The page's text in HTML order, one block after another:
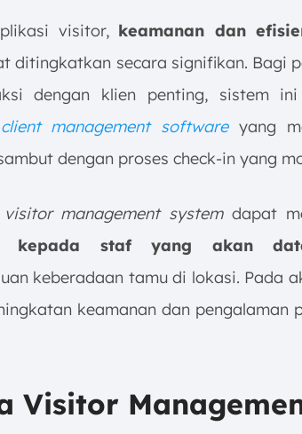
visitor, keamanan dan
ditingkatkan secara signifikan. Bagi
dengan klien penting, sistem ini
client management softwareyang
dengan proses check-in yang
visitor management systemdapat
kepada staf yang akan
keberadaan tamu di lokasi. Pada
keamanan dan pengalaman
Visitor